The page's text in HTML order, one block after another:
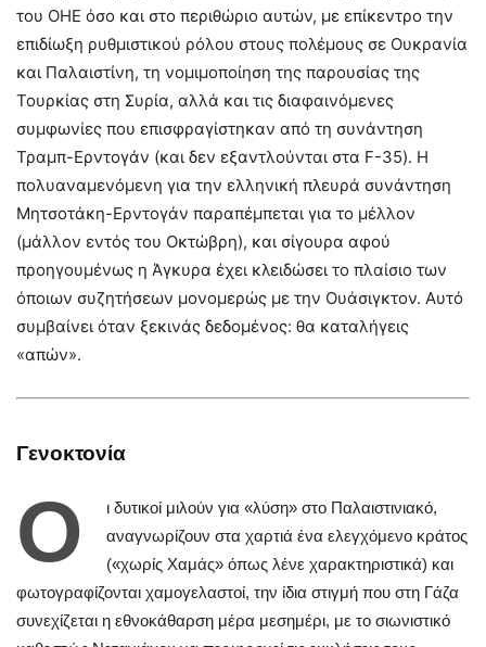
του ΟΗΕ όσο και στο περιθώριο αυτών, με επίκεντρο την
επιδίωξη ρυθμιστικού ρόλου στους πολέμους σε Ουκρανία
και Παλαιστίνη, τη νομιμοποίηση της παρουσίας της
Τουρκίας στη Συρία, αλλά και τις διαφαινόμενες
συμφωνίες που επισφραγίστηκαν από τη συνάντηση
Τραμπ-Ερντογάν (και δεν εξαντλούνται στα F-35). Η
πολυαναμενόμενη για την ελληνική πλευρά συνάντηση
Μητσοτάκη-Ερντογάν παραπέμπεται για το μέλλον
(μάλλον εντός του Οκτώβρη), και σίγουρα αφού
προηγουμένως η Άγκυρα έχει κλειδώσει το πλαίσιο των
όποιων συζητήσεων μονομερώς με την Ουάσιγκτον. Αυτό
συμβαίνει όταν ξεκινάς δεδομένος: θα καταλήγεις
«απών».
Γενοκτονία
Ο
ι δυτικοί μιλούν για «λύση» στο Παλαιστινιακό,
αναγνωρίζουν στα χαρτιά ένα ελεγχόμενο κράτος
(«χωρίς Χαμάς» όπως λένε χαρακτηριστικά) και
φωτογραφίζονται χαμογελαστοί, την ίδια στιγμή που στη Γάζα
συνεχίζεται η εθνοκάθαρση μέρα μεσημέρι, με το σιωνιστικό